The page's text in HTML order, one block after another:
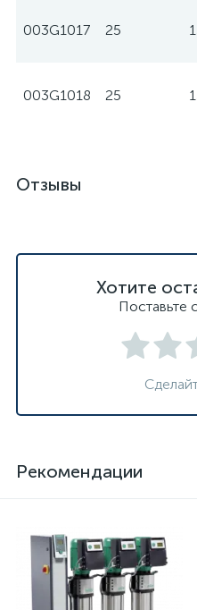
003G1017 25
003G1018 25
Отзывы
Хотите
Поставьте
Рекомендации